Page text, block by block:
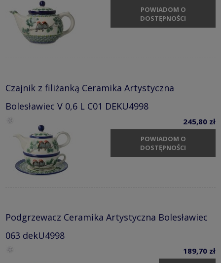
POWIADOM O
DOSTĘPNOŚCI
Czajnik z filiżanką Ceramika Artystyczna
Bolesławiec V 0,6 L C01 DEKU4998
245,80 zł
POWIADOM O
DOSTĘPNOŚCI
Podgrzewacz Ceramika Artystyczna Bolesławiec
063 dekU4998
189,70 zł